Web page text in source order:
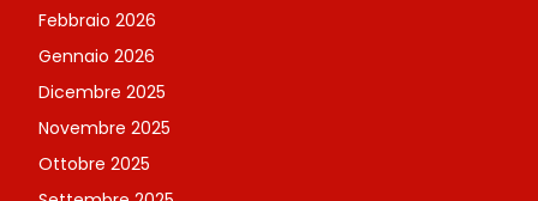
Febbraio 2026
Gennaio 2026
Dicembre 2025
Novembre 2025
Ottobre 2025